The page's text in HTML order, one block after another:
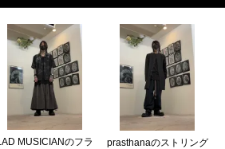
MUSICIANのフラ
prasthanaのストリング